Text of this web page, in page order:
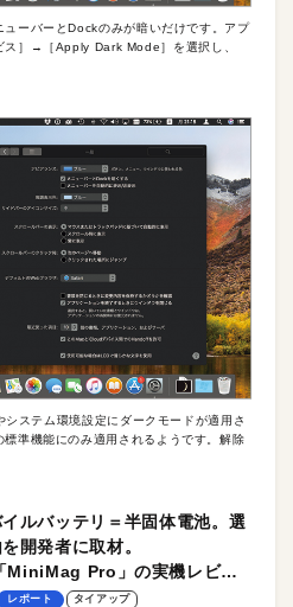
ューバーとDockのみが暗いだけです。アプ
ス］→［Apply Dark Mode］を選択し、
システム環境設定にダークモードが適用さ
準機能にのみ適用されるようです。解除
ルバッテリ＝半固体電池。選
開発者に取材。
MiniMag Pro」の実機レビュ
レポート タイアップ